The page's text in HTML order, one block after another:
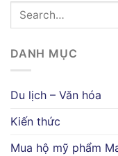
DANH MỤC
Du lịch – Văn hóa
Kiến thức
Mua hộ mỹ phẩm